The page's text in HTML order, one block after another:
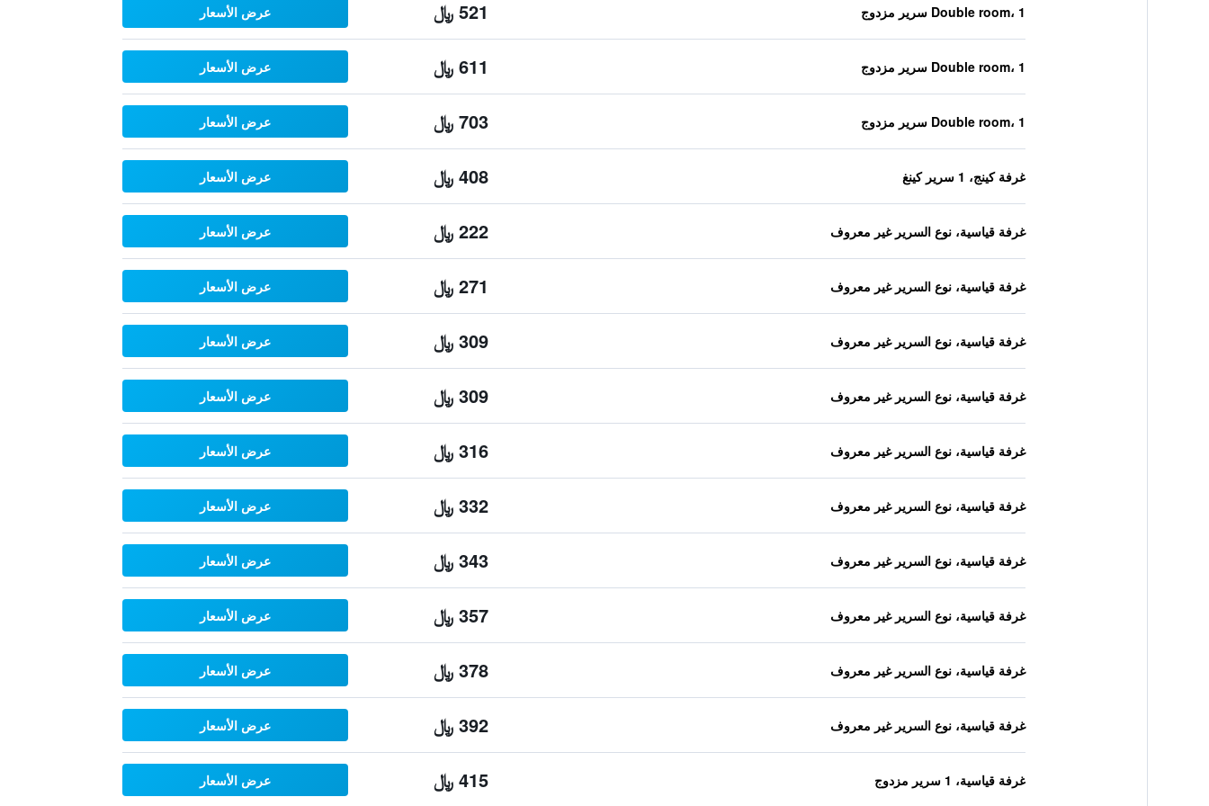
Double room، 1 سرير مزدوج 521 ﷼ عرض الأسعار
Double room، 1 سرير مزدوج 611 ﷼ عرض الأسعار
Double room، 1 سرير مزدوج 703 ﷼ عرض الأسعار
غرفة كينج، 1 سرير كينغ 408 ﷼ عرض الأسعار
غرفة قياسية، نوع السرير غير معروف 222 ﷼ عرض الأسعار
غرفة قياسية، نوع السرير غير معروف 271 ﷼ عرض الأسعار
غرفة قياسية، نوع السرير غير معروف 309 ﷼ عرض الأسعار
غرفة قياسية، نوع السرير غير معروف 309 ﷼ عرض الأسعار
غرفة قياسية، نوع السرير غير معروف 316 ﷼ عرض الأسعار
غرفة قياسية، نوع السرير غير معروف 332 ﷼ عرض الأسعار
غرفة قياسية، نوع السرير غير معروف 343 ﷼ عرض الأسعار
غرفة قياسية، نوع السرير غير معروف 357 ﷼ عرض الأسعار
غرفة قياسية، نوع السرير غير معروف 378 ﷼ عرض الأسعار
غرفة قياسية، نوع السرير غير معروف 392 ﷼ عرض الأسعار
غرفة قياسية، 1 سرير مزدوج 415 ﷼ عرض الأسعار